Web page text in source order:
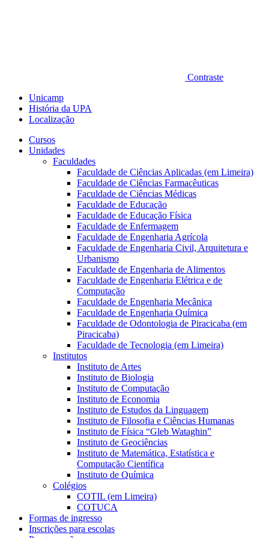
Contraste
Unicamp
História da UPA
Localização
Cursos
Unidades
Faculdades
Faculdade de Ciências Aplicadas (em Limeira)
Faculdade de Ciências Farmacêuticas
Faculdade de Ciências Médicas
Faculdade de Educação
Faculdade de Educação Física
Faculdade de Enfermagem
Faculdade de Engenharia Agrícola
Faculdade de Engenharia Civil, Arquitetura e
Urbanismo
Faculdade de Engenharia de Alimentos
Faculdade de Engenharia Elétrica e de
Computação
Faculdade de Engenharia Mecânica
Faculdade de Engenharia Química
Faculdade de Odontologia de Piracicaba (em
Piracicaba)
Faculdade de Tecnologia (em Limeira)
Institutos
Instituto de Artes
Instituto de Biologia
Instituto de Computação
Instituto de Economia
Instituto de Estudos da Linguagem
Instituto de Filosofia e Ciências Humanas
Instituto de Física “Gleb Wataghin”
Instituto de Geociências
Instituto de Matemática, Estatística e
Computação Científica
Instituto de Química
Colégios
COTIL (em Limeira)
COTUCA
Formas de ingresso
Inscrições para escolas